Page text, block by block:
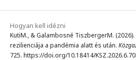
Hogyan kell idézni
KutiM., & Galambosné TiszbergerM.
rezilienciája a pandémia alatt és után.
725. https://doi.org/10.18414/